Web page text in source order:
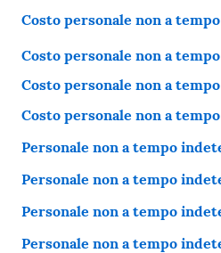
Costo personale non a
Costo personale non a
Costo personale non a
Costo personale non a
Personale non a tempo
Personale non a tempo
Personale non a tempo
Personale non a tempo